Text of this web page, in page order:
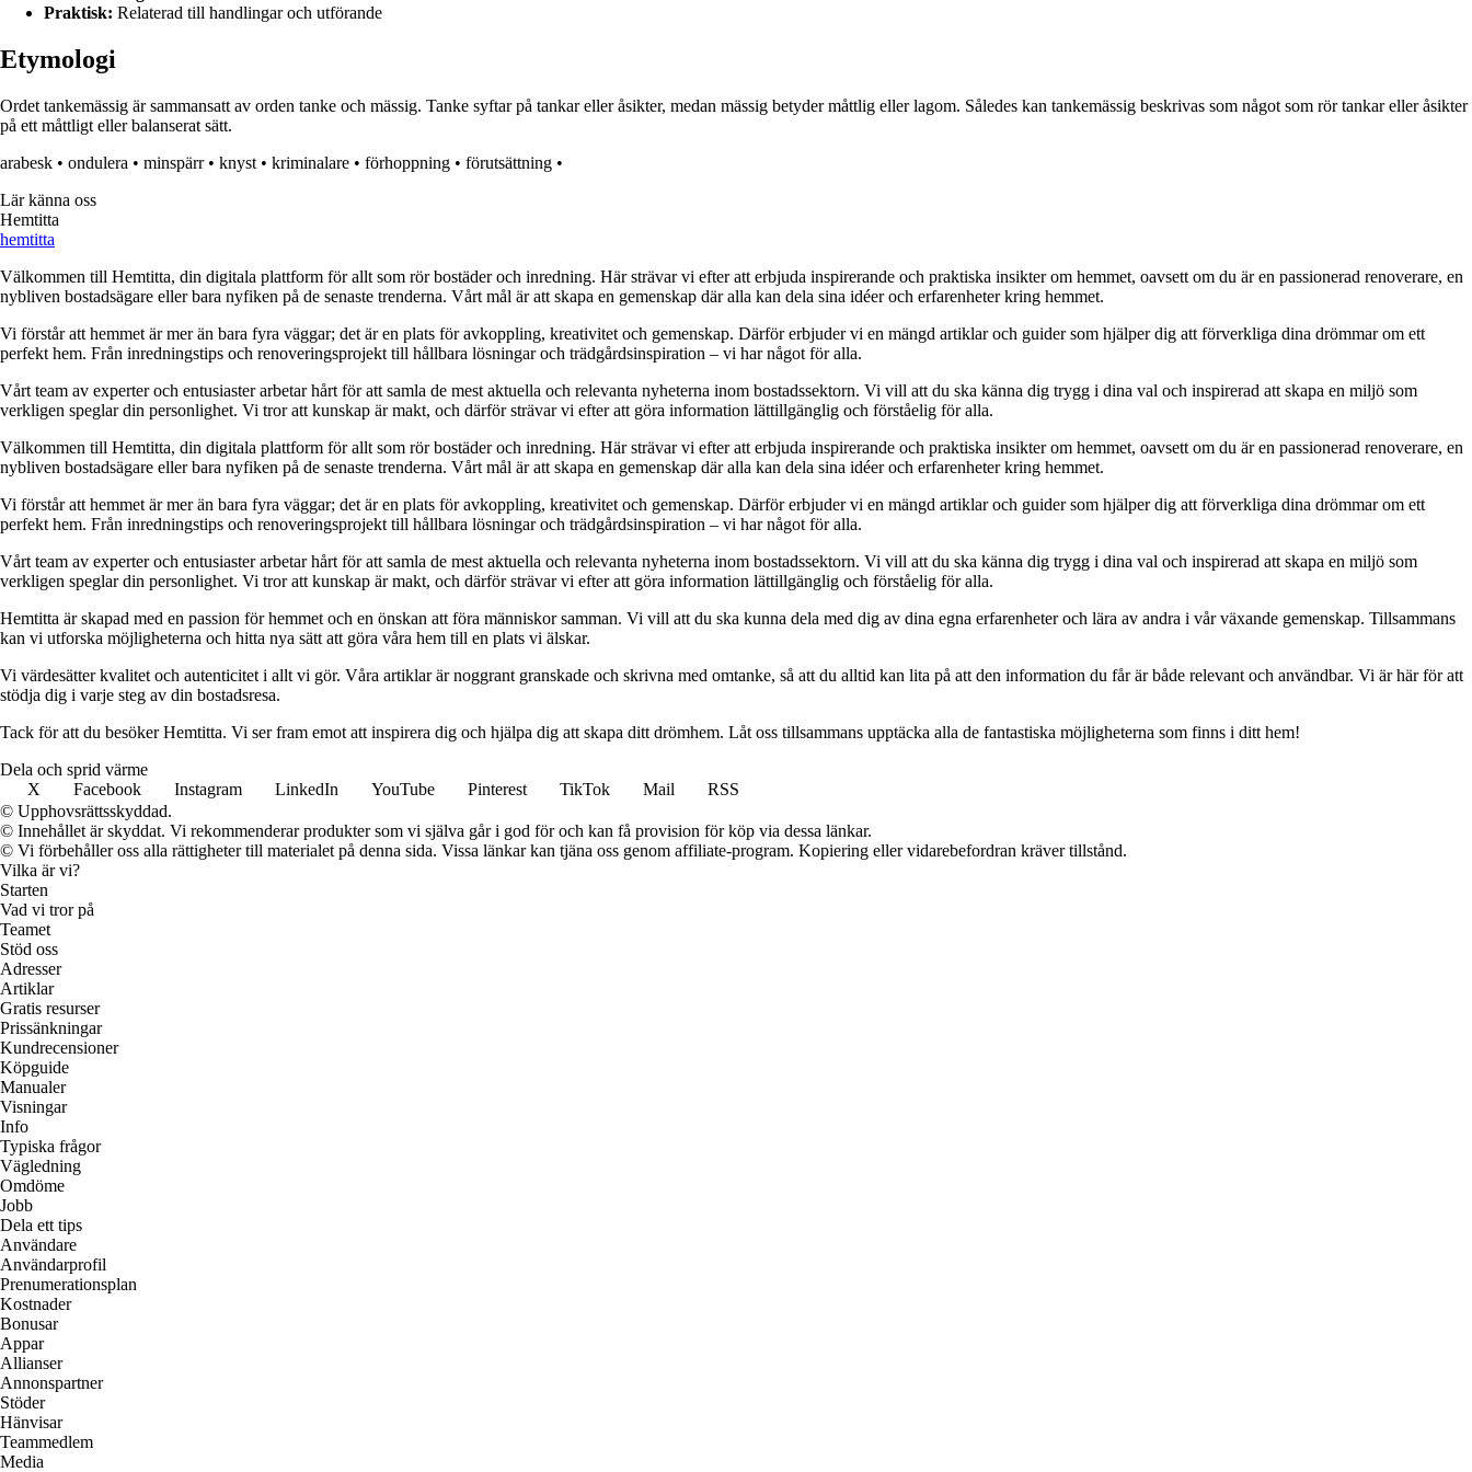
Praktisk: Relaterad till handlingar och utförande
Etymologi
Ordet tankemässig är sammansatt av orden tanke och mässig. Tanke syftar på tankar eller åsikter, medan mässig betyder måttlig eller lagom. Således kan tankemässig beskrivas som något som rör tankar eller åsikter
på ett måttligt eller balanserat sätt.
arabesk • ondulera • minspärr• knyst • kriminalare • förhoppning • förutsättning •
Lär känna oss
Hemtitta
hemtitta
Välkommen till Hemtitta, din digitala plattform för allt som rör bostäder och inredning. Här strävar vi efter att erbjuda inspirerande och praktiska insikter om hemmet, oavsett om du är en passionerad renoverare, en
nybliven bostadsägare eller bara nyfiken på de senaste trenderna. Vårt mål är att skapa en gemenskap där alla kan dela sina idéer och erfarenheter kring hemmet.
Vi förstår att hemmet är mer än bara fyra väggar; det är en plats för avkoppling, kreativitet och gemenskap. Därför erbjuder vi en mängd artiklar och guider som hjälper dig att förverkliga dina drömmar om ett
perfekt hem. Från inredningstips och renoveringsprojekt till hållbara lösningar och trädgårdsinspiration – vi har något för alla.
Vårt team av experter och entusiaster arbetar hårt för att samla de mest aktuella och relevanta nyheterna inom bostadssektorn. Vi vill att du ska känna dig trygg i dina val och inspirerad att skapa en miljö som
verkligen speglar din personlighet. Vi tror att kunskap är makt, och därför strävar vi efter att göra information lättillgänglig och förståelig för alla.
Välkommen till Hemtitta, din digitala plattform för allt som rör bostäder och inredning. Här strävar vi efter att erbjuda inspirerande och praktiska insikter om hemmet, oavsett om du är en passionerad renoverare, en
nybliven bostadsägare eller bara nyfiken på de senaste trenderna. Vårt mål är att skapa en gemenskap där alla kan dela sina idéer och erfarenheter kring hemmet.
Vi förstår att hemmet är mer än bara fyra väggar; det är en plats för avkoppling, kreativitet och gemenskap. Därför erbjuder vi en mängd artiklar och guider som hjälper dig att förverkliga dina drömmar om ett
perfekt hem. Från inredningstips och renoveringsprojekt till hållbara lösningar och trädgårdsinspiration – vi har något för alla.
Vårt team av experter och entusiaster arbetar hårt för att samla de mest aktuella och relevanta nyheterna inom bostadssektorn. Vi vill att du ska känna dig trygg i dina val och inspirerad att skapa en miljö som
verkligen speglar din personlighet. Vi tror att kunskap är makt, och därför strävar vi efter att göra information lättillgänglig och förståelig för alla.
Hemtitta är skapad med en passion för hemmet och en önskan att föra människor samman. Vi vill att du ska kunna dela med dig av dina egna erfarenheter och lära av andra i vår växande gemenskap. Tillsammans
kan vi utforska möjligheterna och hitta nya sätt att göra våra hem till en plats vi älskar.
Vi värdesätter kvalitet och autenticitet i allt vi gör. Våra artiklar är noggrant granskade och skrivna med omtanke, så att du alltid kan lita på att den information du får är både relevant och användbar. Vi är här för att
stödja dig i varje steg av din bostadsresa.
Tack för att du besöker Hemtitta. Vi ser fram emot att inspirera dig och hjälpa dig att skapa ditt drömhem. Låt oss tillsammans upptäcka alla de fantastiska möjligheterna som finns i ditt hem!
Dela och sprid värme
X
Facebook Instagram LinkedIn YouTube Pinterest TikTok Mail
RSS
© Upphovsrättsskyddad.
© Innehållet är skyddat. Vi rekommenderar produkter som vi själva går i god för och kan få provision för köp via dessa länkar.
© Vi förbehåller oss alla rättigheter till materialet på denna sida. Vissa länkar kan tjäna oss genom affiliate-program. Kopiering eller vidarebefordran kräver tillstånd.
Vilka är vi?
Starten
Vad vi tror på
Teamet
Stöd oss
Adresser
Artiklar
Gratis resurser
Prissänkningar
Kundrecensioner
Köpguide
Manualer
Visningar
Info
Typiska frågor
Vägledning
Omdöme
Jobb
Dela ett tips
Användare
Användarprofil
Prenumerationsplan
Kostnader
Bonusar
Appar
Allianser
Annonspartner
Stöder
Hänvisar
Teammedlem
Media